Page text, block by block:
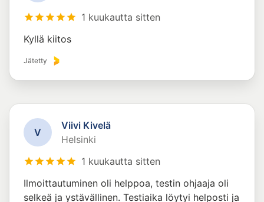
1 kuukautta sitten
Kyllä kiitos
Jätetty
V
Viivi Kivelä
Helsinki
1 kuukautta sitten
Ilmoittautuminen oli helppoa, testin ohjaaja oli
selkeä ja ystävällinen. Testiaika löytyi helposti ja